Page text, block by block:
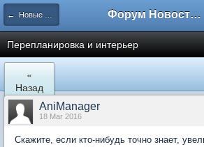
← Новые Водники Форум Новостройки
Перепланировка и интерьер
«
Назад
AniManager
18 Mar 2016
Скажите, если кто-нибудь точно знает,